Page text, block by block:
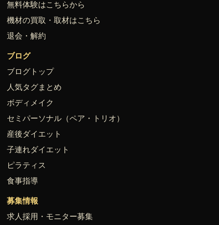
無料体験はこちらから
機材の買取・取材はこちら
退会・解約
ブログ
ブログトップ
人気タグまとめ
ボディメイク
セミパーソナル（ペア・トリオ）
産後ダイエット
子連れダイエット
ピラティス
食事指導
募集情報
求人採用・モニター募集